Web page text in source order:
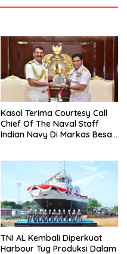
Kasal Terima Courtesy Call
Chief Of The Naval Staff
Indian Navy Di Markas Besar
TNI AL Kembali Diperkuat
Harbour Tug Produksi Dalam